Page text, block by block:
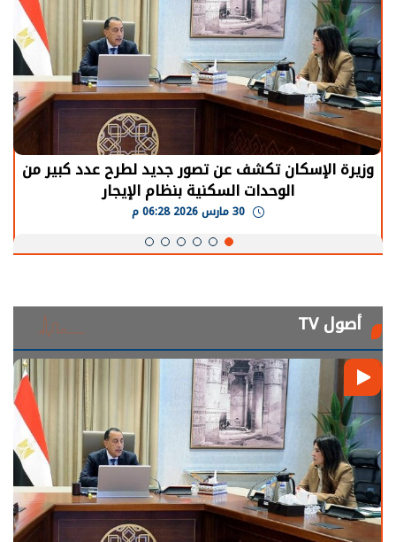
وزيرة الإسكان تكشف عن تصور جديد لطرح عدد كبير من
الوحدات السكنية بنظام الإيجار
أصول TV